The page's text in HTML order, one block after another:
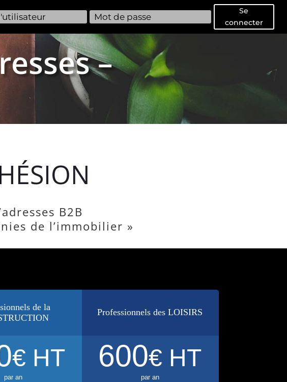
Se
connecter
–
B2B
de l’immobilier »
de la
€ HT
par an
Professionnels des LOISIRS
600€ HT
par an